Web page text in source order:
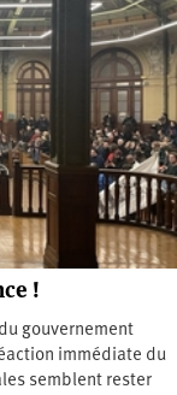
!
gouvernement
immédiate du
semblent rester